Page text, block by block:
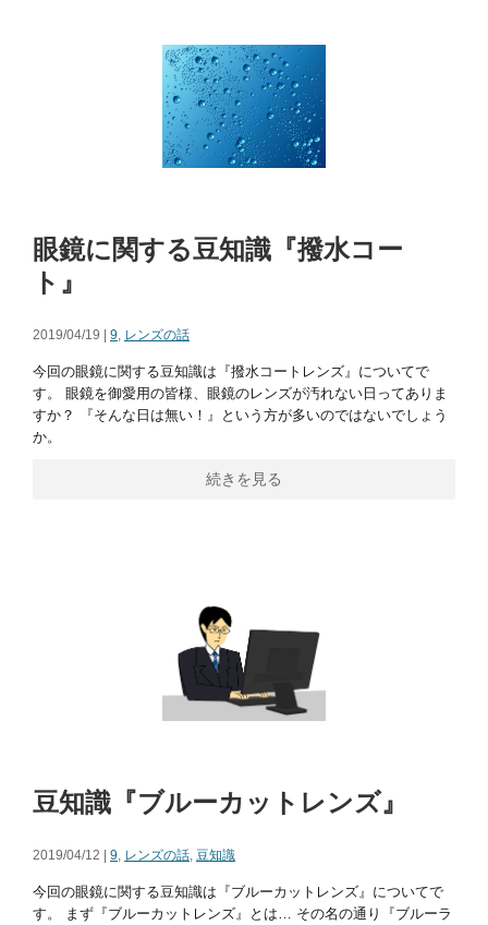
眼鏡に関する豆知識『撥水コー
ト』
2019/04/19 | 9, レンズの話
今回の眼鏡に関する豆知識は『撥水コートレンズ』についてで
す。 眼鏡を御愛用の皆様、眼鏡のレンズが汚れない日ってありま
すか？ 『そんな日は無い！』という方が多いのではないでしょう
か。
続きを見る
豆知識『ブルーカットレンズ』
2019/04/12 | 9, レンズの話, 豆知識
今回の眼鏡に関する豆知識は『ブルーカットレンズ』についてで
す。 まず『ブルーカットレンズ』とは… その名の通り『ブルーラ